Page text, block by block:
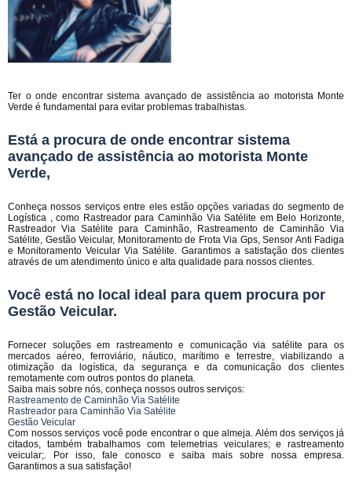
Ter o onde encontrar sistema avançado de assistência ao motorista Monte
Verde é fundamental para evitar problemas trabalhistas.
Está a procura de onde encontrar sistema
avançado de assistência ao motorista Monte
Verde,
Conheça nossos serviços entre eles estão opções variadas do segmento de
Logística , como Rastreador para Caminhão Via Satélite em Belo Horizonte,
Rastreador Via Satélite para Caminhão, Rastreamento de Caminhão Via
Satélite, Gestão Veicular, Monitoramento de Frota Via Gps, Sensor Anti Fadiga
e Monitoramento Veicular Via Satélite. Garantimos a satisfação dos clientes
através de um atendimento único e alta qualidade para nossos clientes.
Você está no local ideal para quem procura por
Gestão Veicular.
Fornecer soluções em rastreamento e comunicação via satélite para os
mercados aéreo, ferroviário, náutico, marítimo e terrestre, viabilizando a
otimização da logística, da segurança e da comunicação dos clientes
remotamente com outros pontos do planeta.
Saiba mais sobre nós, conheça nossos outros serviços:
Rastreamento de Caminhão Via Satélite
Rastreador para Caminhão Via Satélite
Gestão Veicular
Com nossos serviços você pode encontrar o que almeja. Além dos serviços já
citados, também trabalhamos com telemetrias veiculares; e rastreamento
veicular;. Por isso, fale conosco e saiba mais sobre nossa empresa.
Garantimos a sua satisfação!